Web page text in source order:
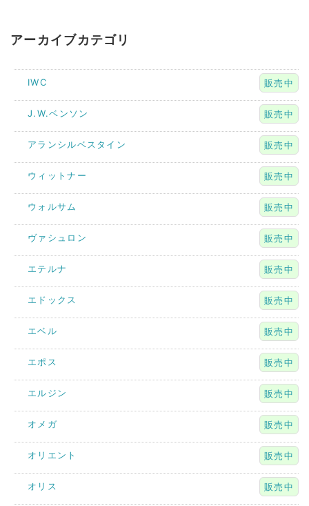
アーカイブカテゴリ
IWC 販売中
J.W.ベンソン 販売中
アランシルベスタイン 販売中
ウィットナー 販売中
ウォルサム 販売中
ヴァシュロン 販売中
エテルナ 販売中
エドックス 販売中
エベル 販売中
エポス 販売中
エルジン 販売中
オメガ 販売中
オリエント 販売中
オリス 販売中